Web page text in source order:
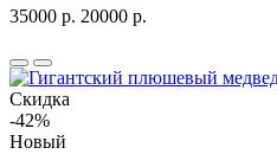
35000 р. 20000 р.
Скидка
-42%
Новый